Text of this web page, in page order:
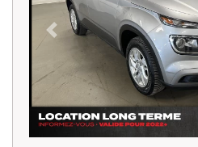
Previous